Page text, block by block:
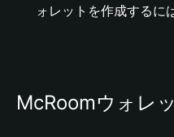
ォレットを作成するに
McRoomウォレ